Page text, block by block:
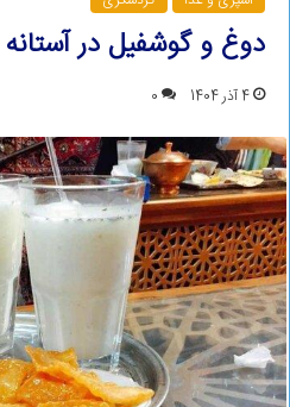
دوغ و گوشفیل در
4 آذر 1404 0